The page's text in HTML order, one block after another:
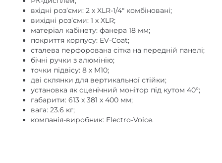
вхідні роз’єми: 2 x XLR-1/4″ комбіновані;
вихідні роз’єми: 1 х XLR;
матеріал кабінету: фанера 18 мм;
покриття корпусу: EV-Coat;
сталева перфорована сітка на передній панелі;
бічні ручки з алюмінію;
точки підвісу: 8 х M10;
дві склянки для вертикальної стійки;
установка як сценічний монітор під кутом 40°;
габарити: 613 x 381 x 400 мм;
вага: 23.6 кг;
компанія-виробник: Electro-Voice.